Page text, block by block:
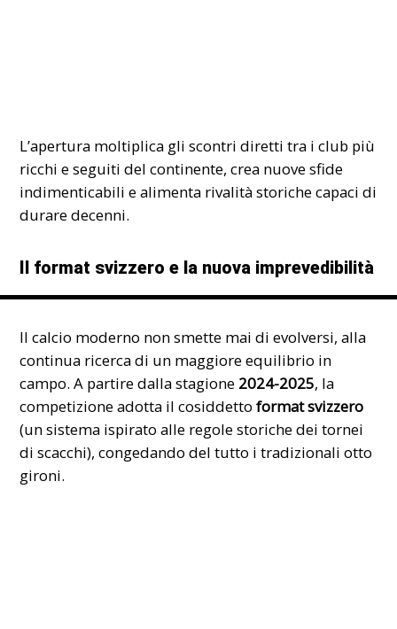
L’apertura moltiplica gli scontri diretti tra i club più
ricchi e seguiti del continente, crea nuove sfide
indimenticabili e alimenta rivalità storiche capaci di
durare decenni.
Il format svizzero e la nuova imprevedibilità
Il calcio moderno non smette mai di evolversi, alla
continua ricerca di un maggiore equilibrio in
campo. A partire dalla stagione 2024-2025, la
competizione adotta il cosiddettoformat svizzero
(un sistema ispirato alle regole storiche dei tornei
di scacchi), congedando del tutto i tradizionali otto
gironi.